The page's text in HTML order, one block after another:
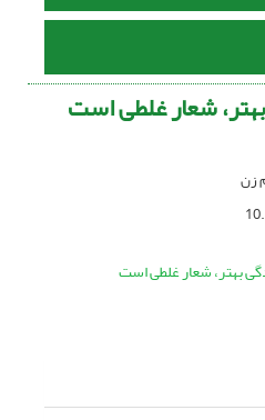
شعار غلطی است
زن